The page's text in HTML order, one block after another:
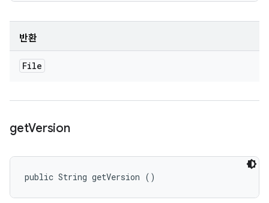
반환
File
getVersion
public String getVersion ()